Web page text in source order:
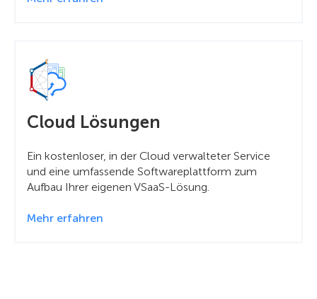
Cloud Lösungen
Ein kostenloser, in der Cloud verwalteter Service
und eine umfassende Softwareplattform zum
Aufbau Ihrer eigenen VSaaS-Lösung.
Mehr erfahren